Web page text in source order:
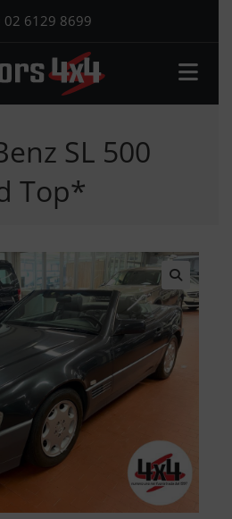
6129 8699
SL 500
Top*
🔍